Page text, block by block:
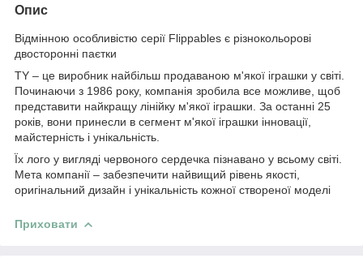
Опис
Відмінною особливістю серії Flippables є різнокольорові
двосторонні паєтки
TY – це виробник найбільш продаваною м'якої іграшки у світі.
Починаючи з 1986 року, компанія зробила все можливе, щоб
представити найкращу лінійку м'якої іграшки. За останні 25
років, вони принесли в сегмент м'якої іграшки інновації,
майстерність і унікальність.
Їх лого у вигляді червоного сердечка пізнавано у всьому світі.
Мета компанії – забезпечити найвищий рівень якості,
оригінальний дизайн і унікальність кожної створеної моделі
Приховати